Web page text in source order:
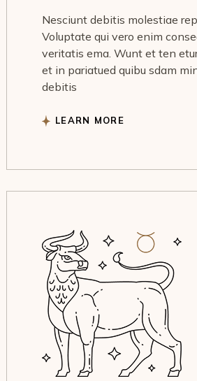
Nesciunt debitis molestiae
Voluptate qui vero enim
veritatis ema. Wunt et ten
et in pariatued quibu sdam
debitis
LEARN MORE